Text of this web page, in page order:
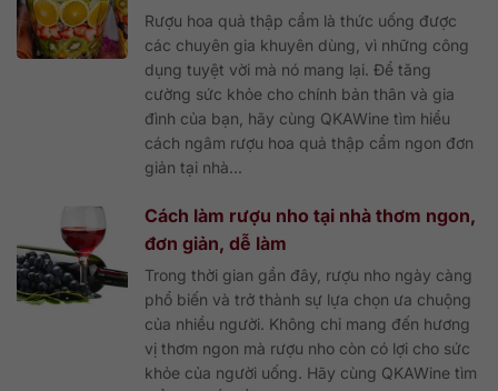
Rượu hoa quả thập cẩm là thức uống được
các chuyên gia khuyên dùng, vì những công
dụng tuyệt vời mà nó mang lại. Để tăng
cường sức khỏe cho chính bản thân và gia
đình của bạn, hãy cùng QKAWine tìm hiểu
cách ngâm rượu hoa quả thập cẩm ngon đơn
giản tại nhà...
Cách làm rượu nho tại nhà thơm ngon,
đơn giản, dễ làm
Trong thời gian gần đây, rượu nho ngày càng
phổ biến và trở thành sự lựa chọn ưa chuộng
của nhiều người. Không chỉ mang đến hương
vị thơm ngon mà rượu nho còn có lợi cho sức
khỏe của người uống. Hãy cùng QKAWine tìm